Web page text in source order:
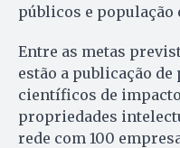
públicos e população
Entre as metas
estão a publicação
científicos de
propriedades
rede com 100